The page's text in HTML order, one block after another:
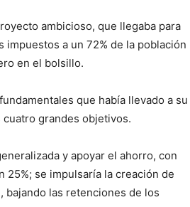
ambicioso, que llegaba para
impuestos a un 72% de la población
en el bolsillo.
que había llevado a su
grandes objetivos.
y apoyar el ahorro, con
25%; se impulsaría la creación de
bajando las retenciones de los